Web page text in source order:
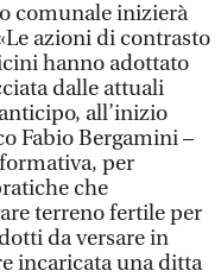
comunale inizierà
azioni di contrasto
hanno adottato
dalle attuali
all’inizio
Fabio Bergamini –
per
che
terreno fertile per
da versare in
incaricata una ditta